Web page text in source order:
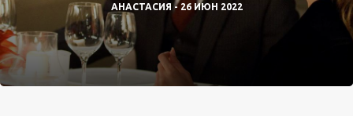
АНАСТАСИЯ 26 ИЮН 2022